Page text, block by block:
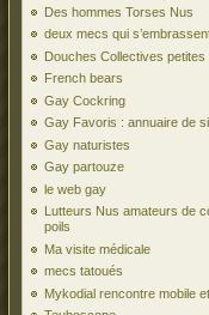
Des hommes Torses Nus
deux mecs qui
Douches Collectives petites
French bears
Gay Cockring
Gay Favoris : annuaire de
Gay naturistes
Gay partouze
le web gay
Lutteurs Nus amateurs de
poils
Ma visite médicale
mecs tatoués
Mykodial rencontre mobile